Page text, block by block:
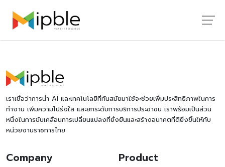
content
เราเชื่อว่าการนำ AI และเทคโนโลยีที่ทันสมัยมาใช้จะช่วยเพิ่มประสิทธิภาพในการ
ทำงาน เพิ่มความโปร่งใส และยกระดับการบริการประชาชน เราพร้อมเป็นส่วน
หนึ่งในการขับเคลื่อนการเปลี่ยนแปลงที่ยั่งยืนและสร้างอนาคตที่ดียิ่งขึ้นให้กับ
หน่วยงานราชการไทย
Company Product